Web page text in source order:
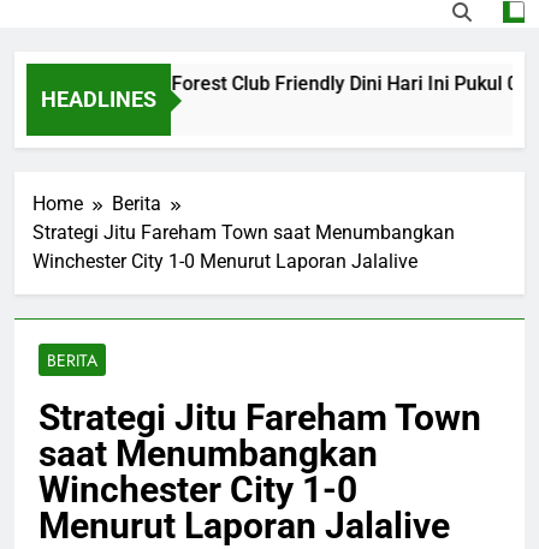
HEADLINES
vs Nottingham Forest Club Friendly Dini Hari Ini Pukul
Home
Berita
Strategi Jitu Fareham Town saat Menumbangkan
Winchester City 1-0 Menurut Laporan Jalalive
BERITA
Strategi Jitu Fareham Town
saat Menumbangkan
Winchester City 1-0
Menurut Laporan Jalalive